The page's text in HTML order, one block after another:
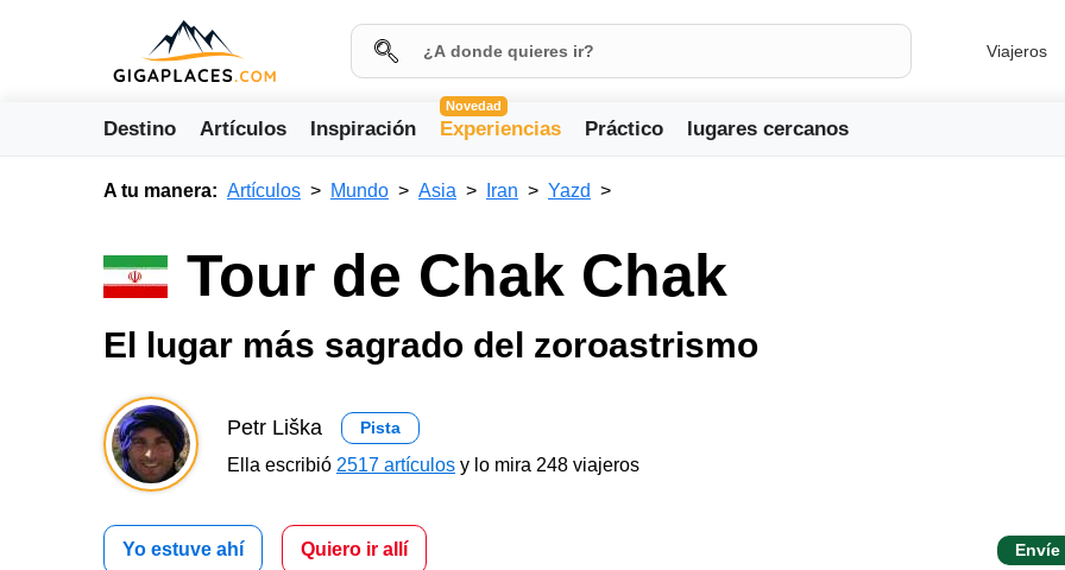
Viajeros
Destino Artículos Inspiración
Novedad
Experiencias Práctico lugares cercanos
A tu manera: Artículos Mundo Asia Iran Yazd
Tour de Chak Chak
El lugar más sagrado del zoroastrismo
Petr Liška Pista
Ella escribió 2517 artículos y lo mira 248 viajeros
Yo estuve ahí Quiero ir allí Envíe